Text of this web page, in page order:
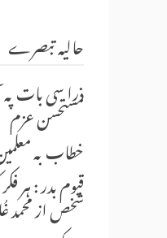
حالیہ تبصرے
ذرا سی بات
مستحسن عزم
خطاب بہ
قیوم بدر : ہر
شخصاز